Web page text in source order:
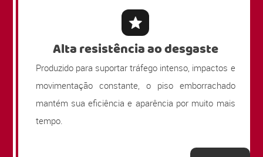
Alta resistência ao desgaste
Produzido para suportar tráfego intenso, impactos e
movimentação constante, o piso emborrachado
mantém sua eficiência e aparência por muito mais
tempo.